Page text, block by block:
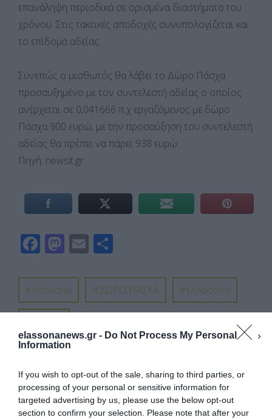
elassonanews.gr - Do Not Process My Personal
Information
If you wish to opt-out of the sale, sharing to third parties, or
processing of your personal or sensitive information for
targeted advertising by us, please use the below opt-out
section to confirm your selection. Please note that after your
επανάληψη περιοδικά σε ορισμένα διαστήματα του
χρόνου. Στις τακτικές αποδοχές συνυπολογίζεται και
το επίδομα αδείας.
Συνεπώς ο μισθωτός θα λάβει το Δώρο Πάσχα
προσαυξημένο με τον συντελεστή αδείας ο οποίος
ανέρχεται σε 0,041666 π.χ εργαζόμενος με δώρο
Πάσχα 900 ευρώ, με την προσαύξηση του συντελεστή
αδείας θα πρέπει να πάρει 938 ευρώ.
Πηγή: newsit.gr
F
e
b
o
o
M
to
d
o
n
E
ail ρ
α
σ
τε
ε
elassona ΔΩΡΟ ΠΑΣΧΑ ελασσόνα
PREVIOUS ARTICLE
ΤΕΛΕΥΤΑΊΑ ΕΥΚΑΙΡΊΑ ΓΙΑ ΤΙΣ 1.000 ΘΈΣΕΙΣ ΟΠΛΙΤΏΝ ΣΤΙΣ
ΈΝΟΠΛΕΣ ΔΥΝΆΜΕΙΣ